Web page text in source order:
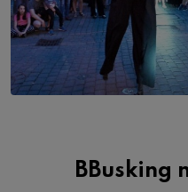
BBusking